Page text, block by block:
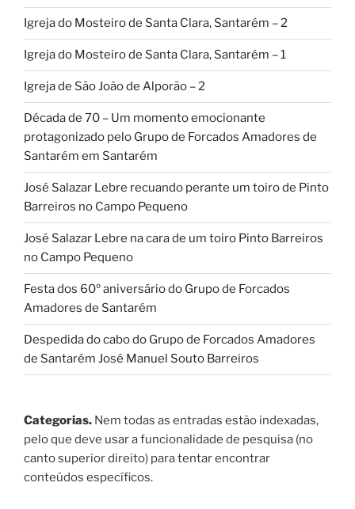
Igreja do Mosteiro de Santa Clara, Santarém – 2
Igreja do Mosteiro de Santa Clara, Santarém – 1
Igreja de São João de Alporão – 2
Década de 70 – Um momento emocionante
protagonizado pelo Grupo de Forcados Amadores de
Santarém em Santarém
José Salazar Lebre recuando perante um toiro de Pinto
Barreiros no Campo Pequeno
José Salazar Lebre na cara de um toiro Pinto Barreiros
no Campo Pequeno
Festa dos 60º aniversário do Grupo de Forcados
Amadores de Santarém
Despedida do cabo do Grupo de Forcados Amadores
de Santarém José Manuel Souto Barreiros
Categorias. Nem todas as entradas estão indexadas,
pelo que deve usar a funcionalidade de pesquisa (no
canto superior direito) para tentar encontrar
conteúdos específicos.